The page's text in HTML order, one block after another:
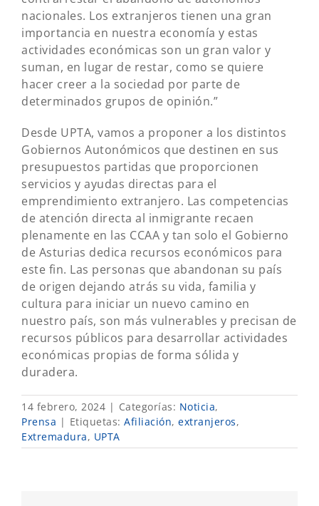
nacionales. Los extranjeros tienen una gran
importancia en nuestra economía y estas
actividades económicas son un gran valor y
suman, en lugar de restar, como se quiere
hacer creer a la sociedad por parte de
determinados grupos de opinión.”
Desde UPTA, vamos a proponer a los distintos
Gobiernos Autonómicos que destinen en sus
presupuestos partidas que proporcionen
servicios y ayudas directas para el
emprendimiento extranjero. Las competencias
de atención directa al inmigrante recaen
plenamente en las CCAA y tan solo el Gobierno
de Asturias dedica recursos económicos para
este fin. Las personas que abandonan su país
de origen dejando atrás su vida, familia y
cultura para iniciar un nuevo camino en
nuestro país, son más vulnerables y precisan de
recursos públicos para desarrollar actividades
económicas propias de forma sólida y
duradera.
14 febrero, 2024 | Categorías: Noticia,
Prensa | Etiquetas: Afiliación, extranjeros,
Extremadura, UPTA